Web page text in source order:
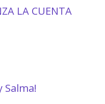
LA CUENTA
Salma!